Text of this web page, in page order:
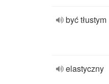
być tłustym
elastyczny